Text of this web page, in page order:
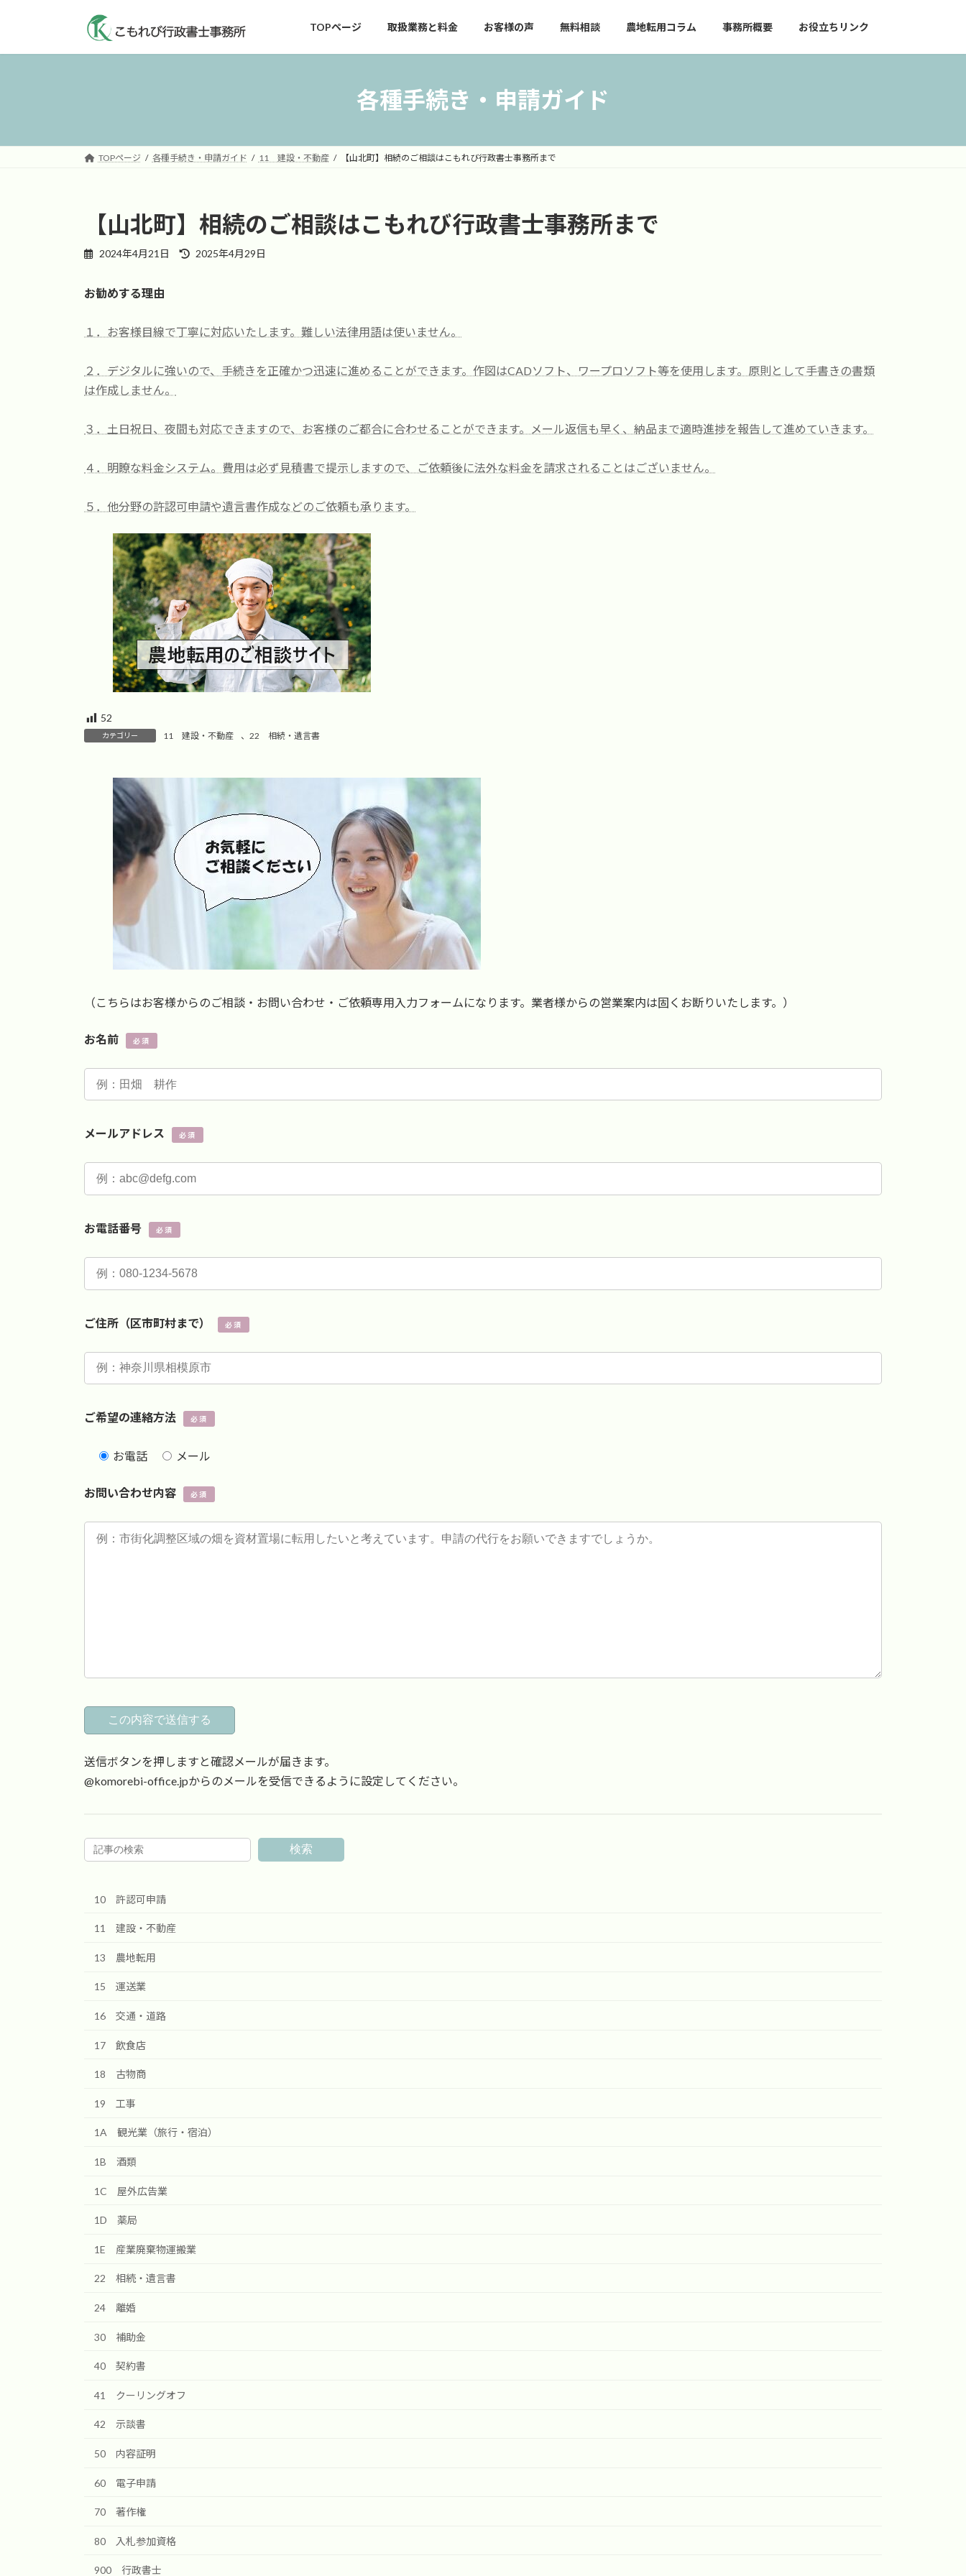
ッ
移
TOPページ 取扱業務と料金 お客様の声 無料相談 農地転用コラム 事務所概要 お役立ちリンク
各種手続き・申請ガイド
TOPページ 各種手続き・申請ガイド 11 建設・不動産 【山北町】相続のご相談はこもれび行政書士事務所まで
【山北町】相続のご相談はこもれび行政書士事務所まで
2024年4月21日
最
時
:
2025年4月29日
お勧めする理由
１．お客様目線で丁寧に対応いたします。難しい法律用語は使いません。
２．デジタルに強いので、手続きを正確かつ迅速に進めることができます。作図はCADソフト、ワープロソフト等を使用します。原則として手書きの書類
は作成しません。
３．土日祝日、夜間も対応できますので、お客様のご都合に合わせることができます。メール返信も早く、納品まで適時進捗を報告して進めていきます。
４．明瞭な料金システム。費用は必ず見積書で提示しますので、ご依頼後に法外な料金を請求されることはございません。
５．他分野の許認可申請や遺言書作成などのご依頼も承ります。
52
カテゴリー 11 建設・不動産 、 22 相続・遺言書
（こちらはお客様からのご相談・お問い合わせ・ご依頼専用入力フォームになります。業者様からの営業案内は固くお断りいたします。）
お名前 必須
メールアドレス 必須
お電話番号 必須
ご住所（区市町村まで） 必須
ご希望の連絡方法 必須
お電話 メール
お問い合わせ内容 必須
送信ボタンを押しますと確認メールが届きます。
@komorebi-office.jpからのメールを受信できるように設定してください。
検索
10 許認可申請
11 建設・不動産
13 農地転用
15 運送業
16 交通・道路
17 飲食店
18 古物商
19 工事
1A 観光業（旅行・宿泊）
1B 酒類
1C 屋外広告業
1D 薬局
1E 産業廃棄物運搬業
22 相続・遺言書
24 離婚
30 補助金
40 契約書
41 クーリングオフ
42 示談書
50 内容証明
60 電子申請
70 著作権
80 入札参加資格
900 行政書士